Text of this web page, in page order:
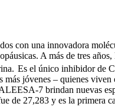
con una innovadora
A más de tres
Es el único inhibidor de
jóvenes – quienes
7 brindan nuevas
de 27,283 y es la primera